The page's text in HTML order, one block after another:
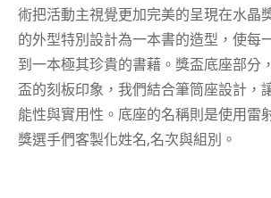
術把活動主視覺更加完美的呈現在水晶
的外型特別設計為一本書的造型，使每
到一本極其珍貴的書藉。獎盃底座部分
盃的刻板印象，我們結合筆筒座設計，
能性與實用性。底座的名稱則是使用雷
獎選手們客製化姓名,名次與組別。